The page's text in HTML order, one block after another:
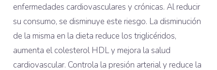
enfermedades cardiovasculares y crónicas. Al reducir
su consumo, se disminuye este riesgo. La disminución
de la misma en la dieta reduce los triglicéridos,
aumenta el colesterol HDL y mejora la salud
cardiovascular. Controla la presión arterial y reduce la